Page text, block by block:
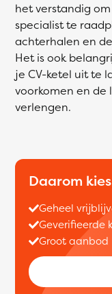
het verstandig
specialist te
achterhalen en
Het is ook
je CV-ketel uit te
voorkomen en de
verlengen.
Daarom
Geheel
Geverifieerde
Groot aanbod